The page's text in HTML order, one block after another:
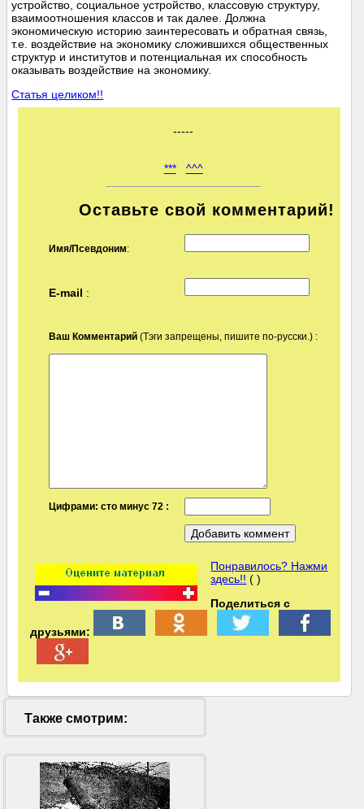
устройство, социальное устройство, классовую структуру,
взаимоотношения классов и так далее. Должна
экономическую историю заинтересовать и обратная связь,
т.е. воздействие на экономику сложившихся общественных
структур и институтов и потенциальная их способность
оказывать воздействие на экономику.
Статья целиком!!
-----
*** ^^^
Оставьте свой комментарий!
Имя/Псевдоним:
E-mail :
Ваш Комментарий (Тэги запрещены, пишите по-русски.) :
Цифрами: сто минус 72 :
Понравилось? Нажми
здесь!! ( )
Поделиться с
друзьями:
Также смотрим: